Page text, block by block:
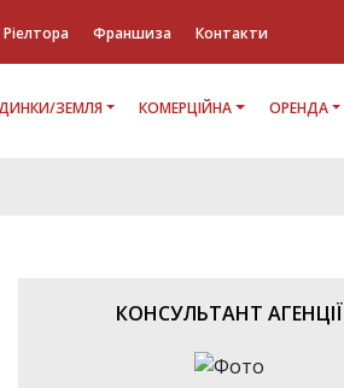
Франшиза Контакти
ЗЕМЛЯ КОМЕРЦІЙНА ОРЕНДА
КОНСУЛЬТАНТ АГЕНЦІЇ